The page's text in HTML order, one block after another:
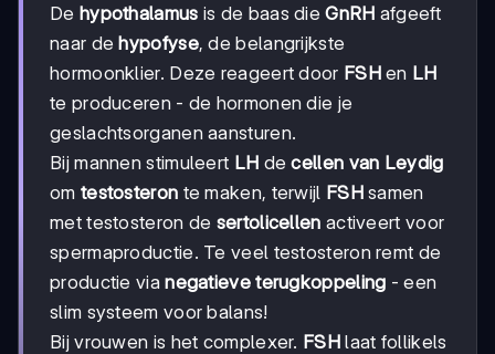
De hypothalamus is de baas dieGnRH afgeeft
naar dehypofyse, de belangrijkste
hormoonklier. Deze reageert door FSHen LH
te produceren - de hormonen die je
geslachtsorganen aansturen.
Bij mannen stimuleert LH decellen van Leydig
om testosteron te maken, terwijl FSHsamen
met testosteron de sertolicellen activeert voor
spermaproductie. Te veel testosteron remt de
productie vianegatieve terugkoppeling - een
slim systeem voor balans!
Bij vrouwen is het complexer. FSHlaat follikels